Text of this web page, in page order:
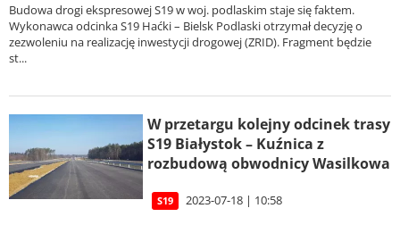
Budowa drogi ekspresowej S19 w woj. podlaskim staje się faktem.
Wykonawca odcinka S19 Haćki – Bielsk Podlaski otrzymał decyzję o
zezwoleniu na realizację inwestycji drogowej (ZRID). Fragment będzie
st...
W przetargu kolejny odcinek trasy
S19 Białystok – Kuźnica z
rozbudową obwodnicy Wasilkowa
S19 2023-07-18 | 10:58